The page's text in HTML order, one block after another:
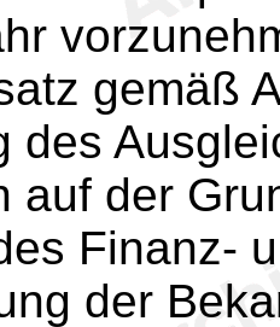
gemäß
des
auf der
Finanz-
der